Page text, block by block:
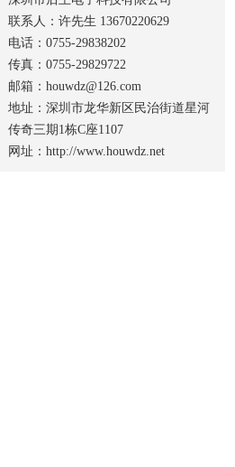
联系人：许先生 13670220629
电话：0755-29838202
传真：0755-29829722
邮箱：houwdz@126.com
地址：深圳市龙华新区民治街道星河
传奇三期1栋C座1107
网址：http://www.houwdz.net